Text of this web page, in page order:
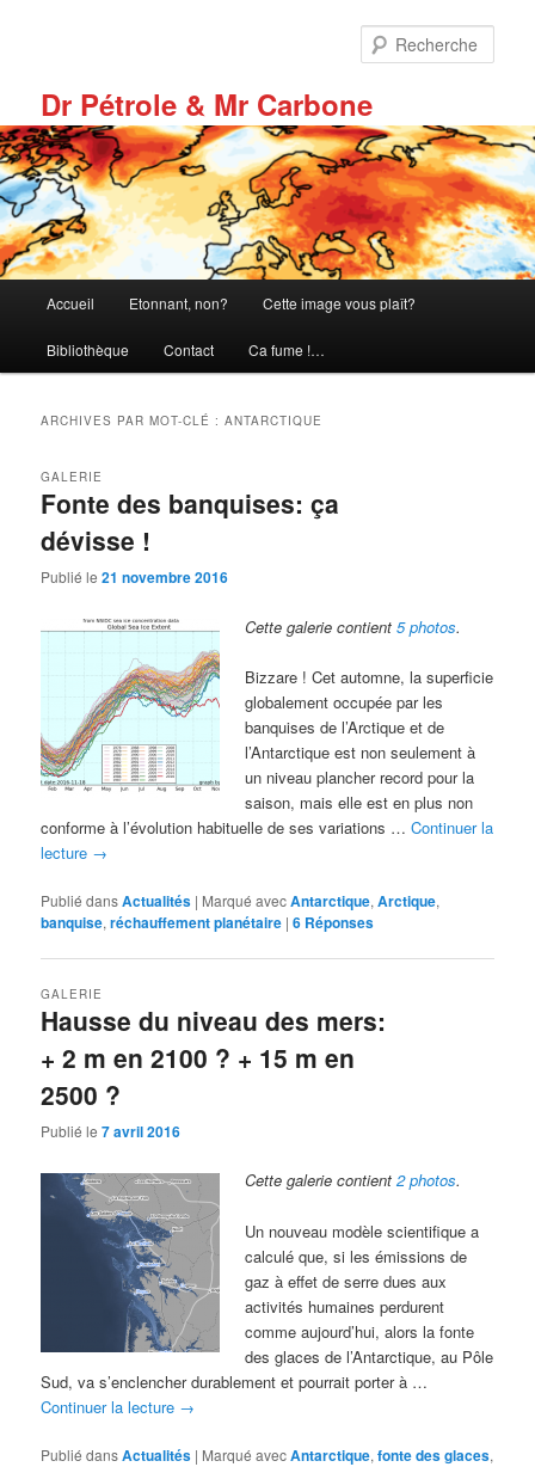
Dr Pétrole & Mr Carbone
principal
Accueil Etonnant, non? Cette image vous plaît?
Bibliothèque Contact Ca fume !…
ARCHIVES PAR MOT-CLÉ :ANTARCTIQUE
Fonte des banquises: ça
dévisse !
GALERIE
Publié le21 novembre 2016
Cette galerie contient5 photos.
Bizzare ! Cet automne, la superficie
globalement occupée par les
banquises de l’Arctique et de
l’Antarctique est non seulement à
un niveau plancher record pour la
saison, mais elle est en plus non
conforme à l’évolution habituelle de ses variations …Continuer la
lecture →
Publié dansActualités | Marqué avecAntarctique,Arctique,
banquise,réchauffement planétaire |6 Réponses
Hausse du niveau des mers:
+ 2 m en 2100 ? + 15 m en
2500 ?
GALERIE
Publié le7 avril 2016
Cette galerie contient2 photos.
Un nouveau modèle scientifique a
calculé que, si les émissions de
gaz à effet de serre dues aux
activités humaines perdurent
comme aujourd’hui, alors la fonte
des glaces de l’Antarctique, au Pôle
Sud, va s’enclencher durablement et pourrait porter à …
Continuer la lecture →
Publié dansActualités | Marqué avecAntarctique,fonte des glaces,